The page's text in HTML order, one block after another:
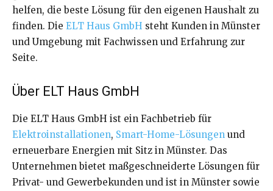
helfen, die beste Lösung für den eigenen Haushalt zu
finden. Die ELT Haus GmbH steht Kunden in Münster
und Umgebung mit Fachwissen und Erfahrung zur
Seite.
Über ELT Haus GmbH
Die ELT Haus GmbH ist ein Fachbetrieb für
Elektroinstallationen, Smart-Home-Lösungen und
erneuerbare Energien mit Sitz in Münster. Das
Unternehmen bietet maßgeschneiderte Lösungen für
Privat- und Gewerbekunden und ist in Münster sowie